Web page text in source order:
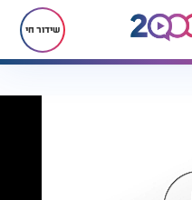
שידור חי
| הרב ראובן גולן